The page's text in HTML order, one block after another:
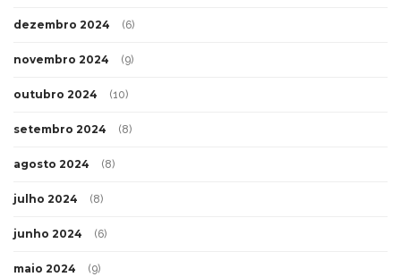
dezembro 2024 (6)
novembro 2024 (9)
outubro 2024 (10)
setembro 2024 (8)
agosto 2024 (8)
julho 2024 (8)
junho 2024 (6)
maio 2024 (9)